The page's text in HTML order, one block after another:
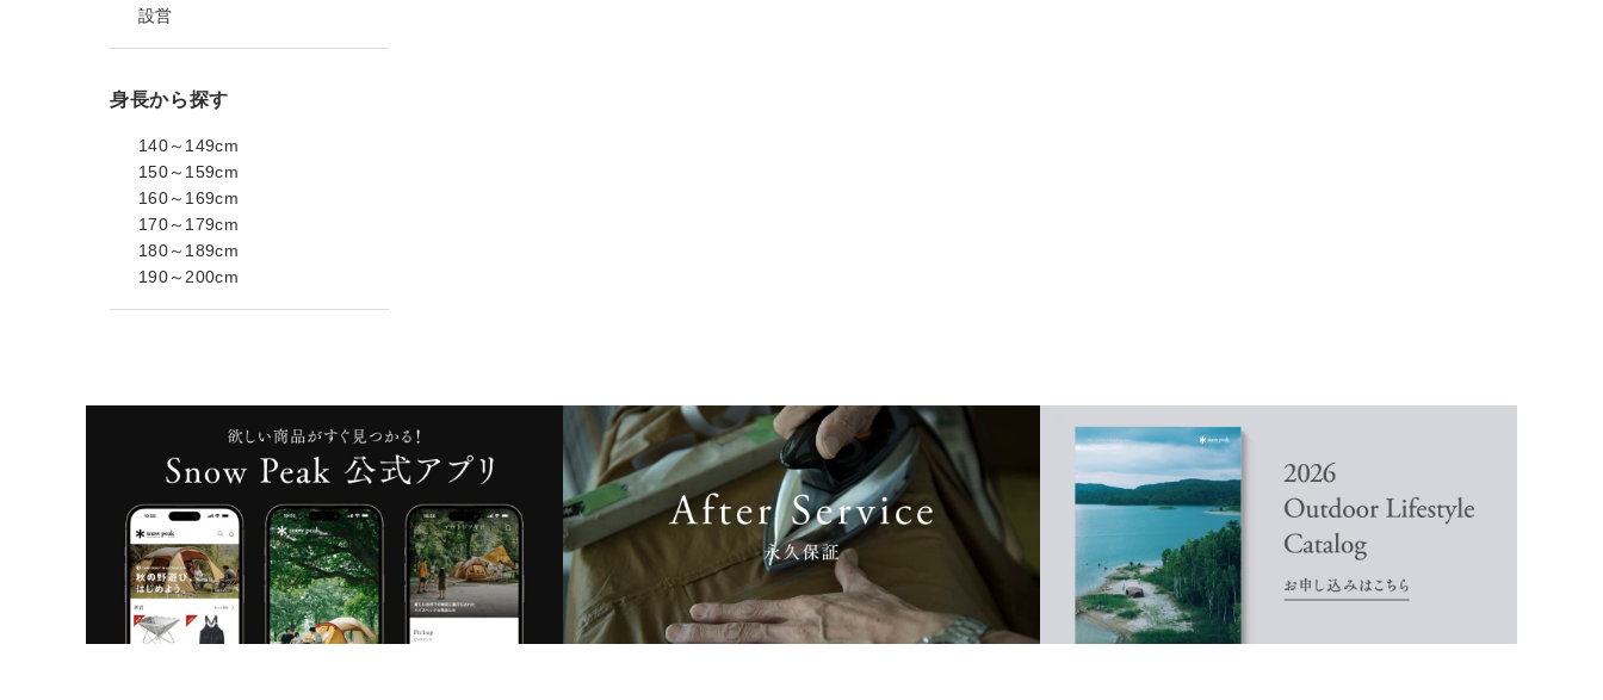
設営
身長から探す
140～149cm
150～159cm
160～169cm
170～179cm
180～189cm
190～200cm